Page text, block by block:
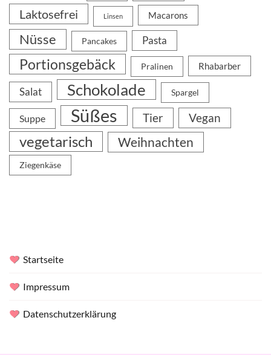
Laktosefrei Linsen Macarons
Nüsse Pancakes Pasta
Portionsgebäck Pralinen Rhabarber
Salat Schokolade Spargel
Suppe Süßes Tier Vegan
vegetarisch Weihnachten
Ziegenkäse
Startseite
Impressum
Datenschutzerklärung